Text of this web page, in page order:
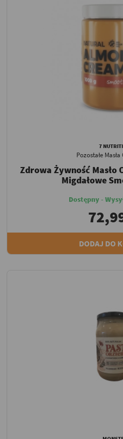
7
Pozostałe
Zdrowa Żywność
Migdałowe
Dostępny -
DODAJ DO